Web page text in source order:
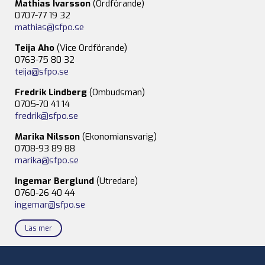
Mathias Ivarsson (Ordförande)
0707-77 19 32
mathias@sfpo.se
Teija Aho (Vice Ordförande)
0763-75 80 32
teija@sfpo.se
Fredrik Lindberg (Ombudsman)
0705-70 41 14
fredrik@sfpo.se
Marika Nilsson (Ekonomiansvarig)
0708-93 89 88
marika@sfpo.se
Ingemar Berglund (Utredare)
0760-26 40 44
ingemar@sfpo.se
Läs mer